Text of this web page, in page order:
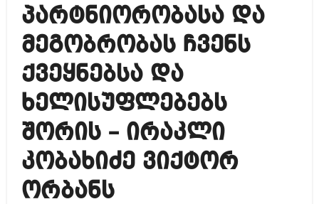
პარტნიორობასა და
მეგობრობას ჩვენს
ქვეყნებსა და
ხელისუფლებებს
შორის – ირაკლი
კობახიძე ვიქტორ
ორბანს